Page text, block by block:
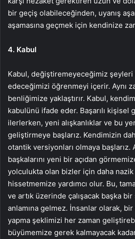
bir geçiş olabileceğinden, uyanış
aşamasına geçmek için kendinize
4. Kabul
Kabul, değiştiremeyeceğimiz şeyleri
edeceğimizi öğrenmeyi içerir. Aynı
benliğimize yaklaştırır. Kabul,
kabulünü ifade eder. Başarılı kişisel
ilerlerken, yeni alışkanlıklar ve bu
geliştirmeye başlarız. Kendimizin
otantik versiyonları olmaya başlarız.
başkalarını yeni bir açıdan
yolculukta olan bizler için daha nazik
hissetmemize yardımcı olur. Bu,
ve artık üzerinde çalışacak başka bir
anlamına gelmez. İnsanlar olarak,
yapma şeklimizi her zaman
büyümemize gerek kalmayacak